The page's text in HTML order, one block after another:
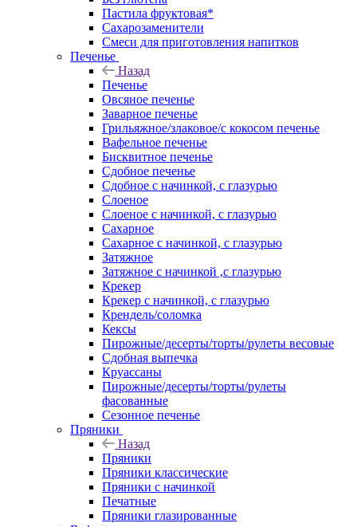
Пастила фруктовая*
Сахарозаменители
Смеси для приготовления напитков
Печенье
Назад
Печенье
Овсяное печенье
Заварное печенье
Грильяжное/злаковое/с кокосом печенье
Вафельное печенье
Бисквитное печенье
Сдобное печенье
Сдобное с начинкой, с глазурью
Слоеное
Слоеное с начинкой, с глазурью
Сахарное
Сахарное с начинкой, с глазурью
Затяжное
Затяжное с начинкой ,с глазурью
Крекер
Крекер с начинкой, с глазурью
Крендель/соломка
Кексы
Пирожные/десерты/торты/рулеты весовые
Сдобная выпечка
Круассаны
Пирожные/десерты/торты/рулеты
фасованные
Сезонное печенье
Пряники
Назад
Пряники
Пряники классические
Пряники с начинкой
Печатные
Пряники глазированные